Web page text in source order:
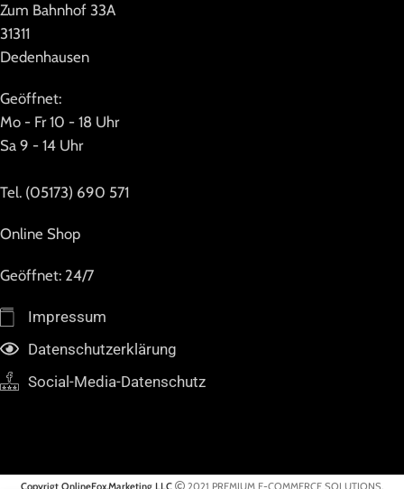
Zum Bahnhof 33A
31311
Dedenhausen
Geöffnet:
Mo - Fr 10 - 18 Uhr
Sa 9 - 14 Uhr
Tel. (05173) 690 571
Online Shop
Geöffnet: 24/7
Impressum
Datenschutzerklärung
Social-Media-Datenschutz
Copyrigt OnlineFox.Marketing LLC 2021 PREMIUM E-COMMERCE SOLUTIONS.